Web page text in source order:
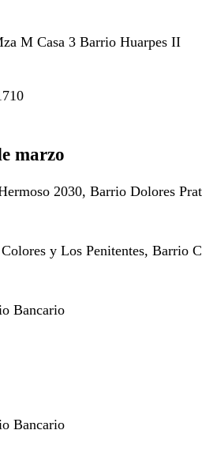
M Casa 3 Barrio Huarpes II
marzo
2030, Barrio Dolores
y Los Penitentes, Barrio
Bancario
Bancario